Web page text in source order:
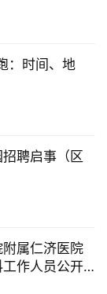
：时间、地
聘启事（区
属仁济医院
作人员公开